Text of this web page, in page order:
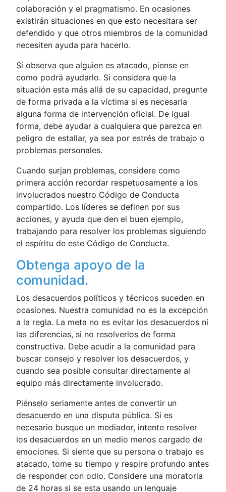
colaboración y el pragmatismo. En ocasiones
existirán situaciones en que esto necesitara ser
defendido y que otros miembros de la comunidad
necesiten ayuda para hacerlo.
Si observa que alguien es atacado, piense en
como podrá ayudarlo. Si considera que la
situación esta más allá de su capacidad, pregunte
de forma privada a la víctima si es necesaria
alguna forma de intervención oficial. De igual
forma, debe ayudar a cualquiera que parezca en
peligro de estallar, ya sea por estrés de trabajo o
problemas personales.
Cuando surjan problemas, considere como
primera acción recordar respetuosamente a los
involucrados nuestro Código de Conducta
compartido. Los líderes se definen por sus
acciones, y ayuda que den el buen ejemplo,
trabajando para resolver los problemas siguiendo
el espíritu de este Código de Conducta.
Obtenga apoyo de la
comunidad.
Los desacuerdos políticos y técnicos suceden en
ocasiones. Nuestra comunidad no es la excepción
a la regla. La meta no es evitar los desacuerdos ni
las diferencias, si no resolverlos de forma
constructiva. Debe acudir a la comunidad para
buscar consejo y resolver los desacuerdos, y
cuando sea posible consultar directamente al
equipo más directamente involucrado.
Piénselo seriamente antes de convertir un
desacuerdo en una disputa pública. Si es
necesario busque un mediador, intente resolver
los desacuerdos en un medio menos cargado de
emociones. Si siente que su persona o trabajo es
atacado, tome su tiempo y respire profundo antes
de responder con odio. Considere una moratoria
de 24 horas si se esta usando un lenguaje